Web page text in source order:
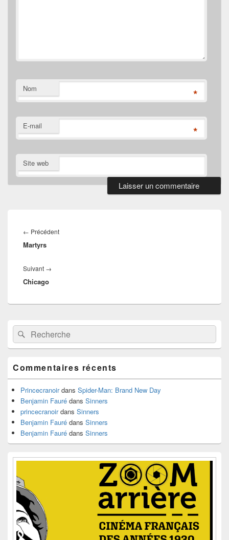
Nom *
E-mail *
Site web
de
l’article
← PrécédentArticle
Martyrs
Suivant →
Chicago
Zone
principale
de
widget
barre
latérale
Recherche :Rechercher
Commentaires récents
Princecranoirdans Spider-Man: Brand New Day
Benjamin Fauré dans Sinners
princecranoirdans Sinners
Benjamin Fauré dans Sinners
Benjamin Fauré dans Sinners